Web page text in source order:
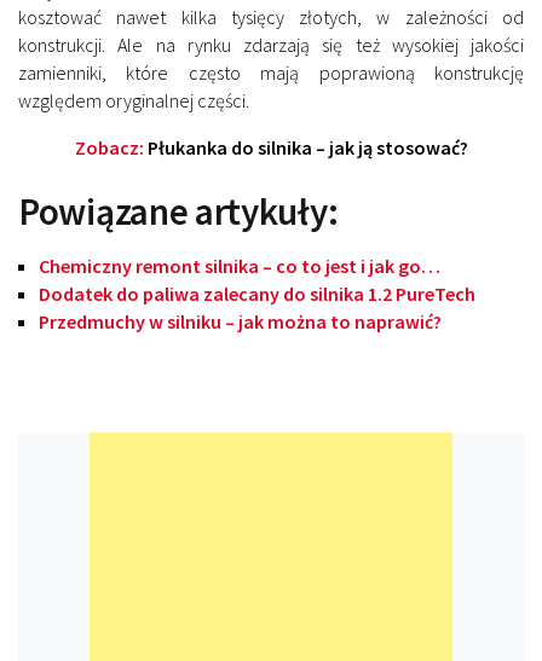
kosztować nawet kilka tysięcy złotych, w zależności od
konstrukcji. Ale na rynku zdarzają się też wysokiej jakości
zamienniki, które często mają poprawioną konstrukcję
względem oryginalnej części.
Zobacz: Płukanka do silnika – jak ją stosować?
Powiązane artykuły:
Chemiczny remont silnika – co to jest i jak go…
Dodatek do paliwa zalecany do silnika 1.2 PureTech
Przedmuchy w silniku – jak można to naprawić?